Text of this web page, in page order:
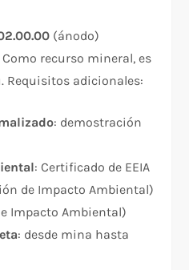
(ánodo)
recurso mineral, es
Requisitos adicionales:​
: demostración
: Certificado de EEIA
de Impacto Ambiental)
Impacto Ambiental)
: desde mina hasta